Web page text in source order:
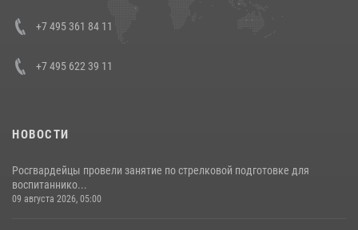
представителя Президента Российской Федерации в Северо-
Кавказском федеральном округе Виталием Кузнецовым
+7 495 361 84 11
+7 495 622 39 11
НОВОСТИ
Росгвардейцы провели занятие по стрелковой подготовке для
воспитаннико...
09 августа 2026, 05:00